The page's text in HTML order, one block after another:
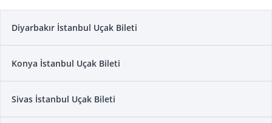
Diyarbakır İstanbul Uçak Bileti
Konya İstanbul Uçak Bileti
Sivas İstanbul Uçak Bileti